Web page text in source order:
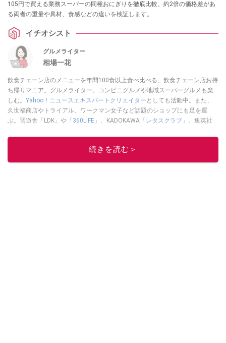
105円で買える業務スーパーの同種おにぎりを徹底比較。約2倍の価格差があ
る両者の重量や具材、食感などの違いを検証します。
イチオシスト
グルメライター
相場一花
飲食チェーン店のメニューを年間100食以上食べ比べる、飲食チェーン店お持
ち帰りマニア。グルメライター。コンビニグルメや地域スーパーグルメも楽
しむ。 Yahoo！ニュースエキスパートクリエイター としても活動中。また、
久世福商店やトライアル、ワークマン女子など話題のショップにも足を運
ぶ。晋遊舎「LDK」や 「360LiFE」 、KADOKAWA 「レタスクラブ」 、集英社
ルメライター、食の専門家として出演実績あり。
続きを読む＞